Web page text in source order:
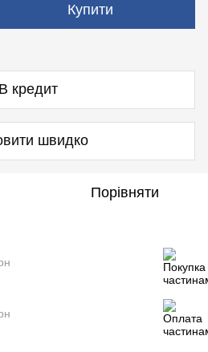
Купити
В кредит
швидко
Порівняти